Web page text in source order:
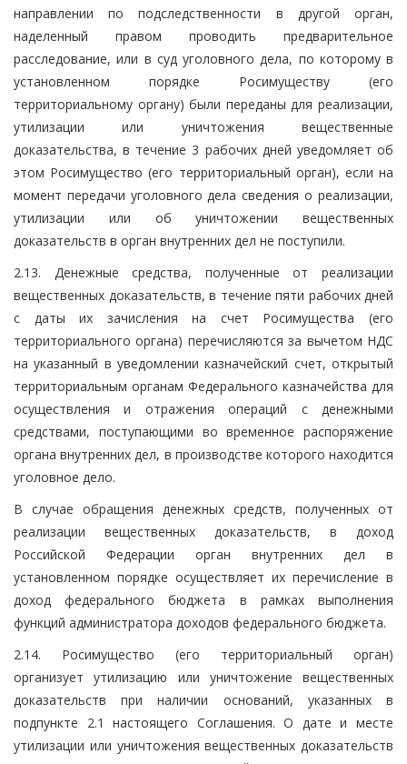
направлении по подследственности в другой орган,
наделенный правом проводить предварительное
расследование, или в суд уголовного дела, по которому в
установленном порядке Росимуществу (его
территориальному органу) были переданы для реализации,
утилизации или уничтожения вещественные
доказательства, в течение 3 рабочих дней уведомляет об
этом Росимущество (его территориальный орган), если на
момент передачи уголовного дела сведения о реализации,
утилизации или об уничтожении вещественных
доказательств в орган внутренних дел не поступили.
2.13. Денежные средства, полученные от реализации
вещественных доказательств, в течение пяти рабочих дней
с даты их зачисления на счет Росимущества (его
территориального органа) перечисляются за вычетом НДС
на указанный в уведомлении казначейский счет, открытый
территориальным органам Федерального казначейства для
осуществления и отражения операций с денежными
средствами, поступающими во временное распоряжение
органа внутренних дел, в производстве которого находится
уголовное дело.
В случае обращения денежных средств, полученных от
реализации вещественных доказательств, в доход
Российской Федерации орган внутренних дел в
установленном порядке осуществляет их перечисление в
доход федерального бюджета в рамках выполнения
функций администратора доходов федерального бюджета.
2.14. Росимущество (его территориальный орган)
организует утилизацию или уничтожение вещественных
доказательств при наличии оснований, указанных в
подпункте 2.1 настоящего Соглашения. О дате и месте
утилизации или уничтожения вещественных доказательств